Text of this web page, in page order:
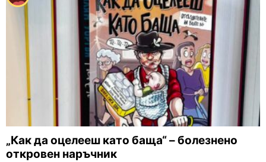
„Как да оцелееш като баща“ – болезнено
откровен наръчник